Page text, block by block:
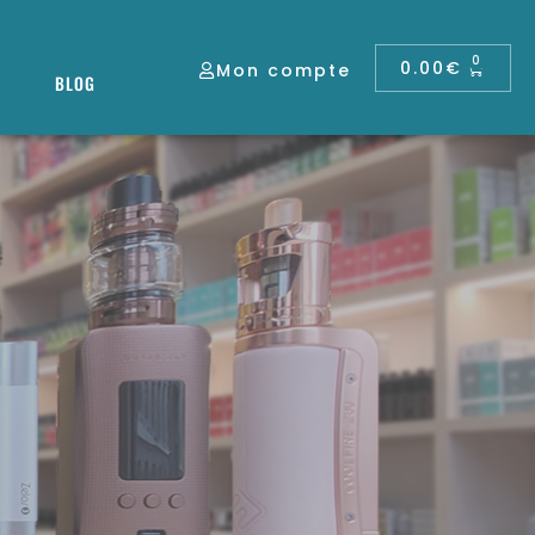
BLOG
Mon compte 0.00 € 0